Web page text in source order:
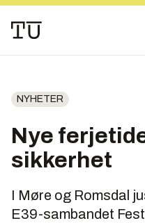
NYHETER
Nye
sikkerhet
I Møre og Romsdal
E39-sambandet